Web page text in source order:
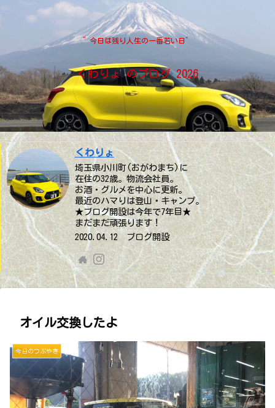
”今日は残り人生の一番若い日”
くわりょ のブログ 2026
くわりょ
埼玉県小川町(おがわまち)に
在住の32歳。物流会社員。
お酒・グルメを中心に更新。
最近のハマりは登山・キャンプ。
★ブログ開設は今年で7年目★
まだまだ頑張ります！
2020.04.12 ブログ開設
オイル交換したよ
今日のつぶやき